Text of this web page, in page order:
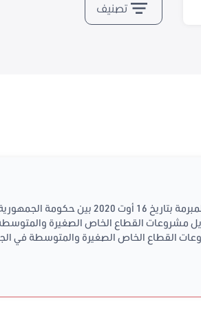
تصنيف
مشروع قانون عدد 2020/153 يتعلق بالموافقة على
مشروعات القطاع الخاص الصغيرة
القطاع الخاص الصغيرة والمتوسطة في